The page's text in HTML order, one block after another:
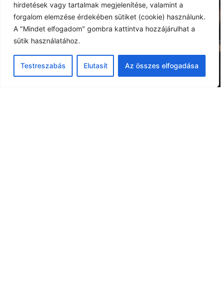
hirdetések vagy tartalmak megjelenítése, valamint a
forgalom elemzése érdekében sütiket (cookie) használunk.
A "Mindet elfogadom" gombra kattintva hozzájárulhat a
sütik használatához.
Testreszabás Elutasít Az összes elfogadása